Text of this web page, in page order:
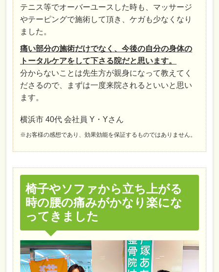
テニス等でオーバーユースした時も、マッサージ
やテーピングで施術して頂き、ケガも少なくなり
ました。
痛い部分の施術だけでなく、今後の自分の身体の
トータルケアをして下さる院だと思います。
分からないことは先生方が親身になって教えてく
ださるので、まずは一度来院されるといいと思い
ます。
横浜市 40代 会社員 Y・Yさん
※お客様の感想であり、効果効能を保証するものではありません。
椅子やソファから立ち上がる
時の腰の痛みがかなり楽にな
ってきました